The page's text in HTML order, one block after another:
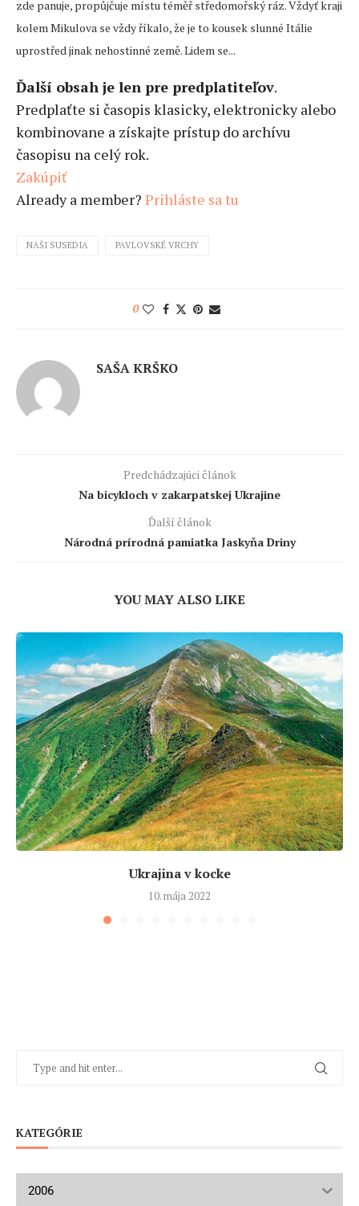
zde panuje, propůjčuje místu téměř středomořský ráz. Vždyť kraji
kolem Mikulova se vždy říkalo, že je to kousek slunné Itálie
uprostřed jinak nehostinné země. Lidem se...
Ďalší obsah je len pre predplatiteľov.
Predplaťte si časopis klasicky, elektronicky alebo
kombinovane a získajte prístup do archívu
časopisu na celý rok.
Zakúpiť
Already a member? Prihláste sa tu
NAŠI SUSEDIA PAVLOVSKÉ VRCHY
0
SAŠA KRŠKO
Predchádzajúci článok
Na bicykloch v zakarpatskej Ukrajine
Ďalší článok
Národná prírodná pamiatka Jaskyňa Driny
YOU MAY ALSO LIKE
Ukrajina v kocke
10. mája 2022
KATEGÓRIE
2006